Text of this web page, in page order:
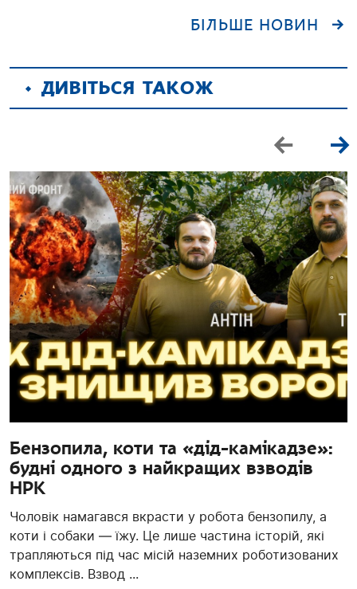
БІЛЬШЕ НОВИН
ДИВІТЬСЯ ТАКОЖ
Бензопила, коти та «дід-камікадзе»:
будні одного з найкращих взводів
НРК
Чоловік намагався вкрасти у робота бензопилу, а
коти і собаки — їжу. Це лише частина історій, які
трапляються під час місій наземних роботизованих
комплексів. Взвод ...